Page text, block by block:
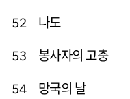
52 나도
53 봉사자의 고충
54 망국의 날